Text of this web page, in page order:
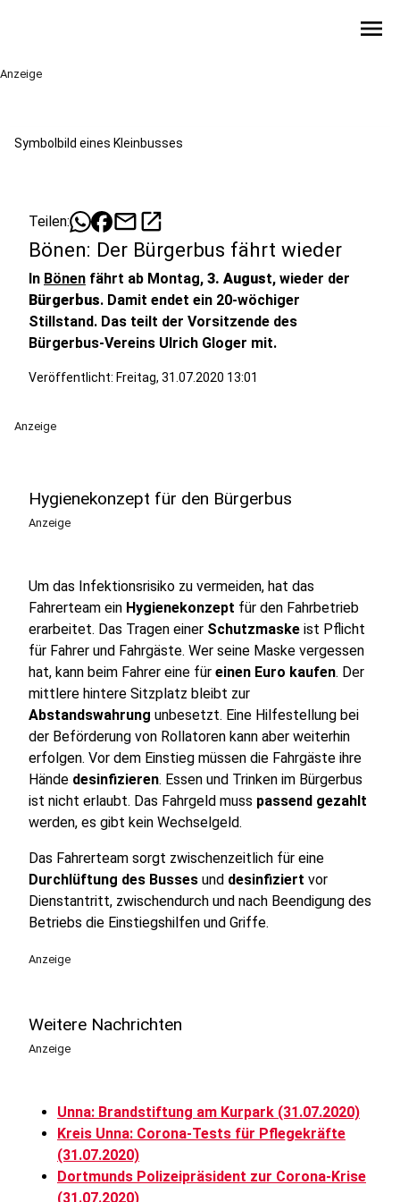
menu
Anzeige
Symbolbild eines Kleinbusses
Teilen: mailopen_in_new
Bönen: Der Bürgerbus fährt wieder
In Bönen fährt ab Montag, 3. August, wieder der
Bürgerbus. Damit endet ein 20-wöchiger
Stillstand. Das teilt der Vorsitzende des
Bürgerbus-Vereins Ulrich Gloger mit.
Veröffentlicht: Freitag, 31.07.2020 13:01
Anzeige
Hygienekonzept für den Bürgerbus
Anzeige
Um das Infektionsrisiko zu vermeiden, hat das
Fahrerteam ein Hygienekonzept für den Fahrbetrieb
erarbeitet. Das Tragen einer Schutzmaske ist Pflicht
für Fahrer und Fahrgäste. Wer seine Maske vergessen
hat, kann beim Fahrer eine für einen Euro kaufen. Der
mittlere hintere Sitzplatz bleibt zur
Abstandswahrung unbesetzt. Eine Hilfestellung bei
der Beförderung von Rollatoren kann aber weiterhin
erfolgen. Vor dem Einstieg müssen die Fahrgäste ihre
Hände desinfizieren. Essen und Trinken im Bürgerbus
ist nicht erlaubt. Das Fahrgeld muss passend gezahlt
werden, es gibt kein Wechselgeld.
Das Fahrerteam sorgt zwischenzeitlich für eine
Durchlüftung des Busses und desinfiziert vor
Dienstantritt, zwischendurch und nach Beendigung des
Betriebs die Einstiegshilfen und Griffe.
Anzeige
Weitere Nachrichten
Anzeige
Unna: Brandstiftung am Kurpark (31.07.2020)
Kreis Unna: Corona-Tests für Pflegekräfte
(31.07.2020)
Dortmunds Polizeipräsident zur Corona-Krise
(31.07.2020)